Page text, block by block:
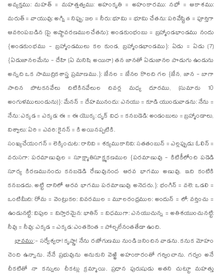
అవ్యక్తము; మహత్ = మహత్తత్వము; అహంకృతి = అహంకారము; నభో = ఆకాశము;
మరుత్ = వాయువు; అగ్ని = నిప్పు; జల = నీరు; భూమి = భూమి చేతను; పరివేష్టిత = పూర్తిగా
ఆవరింపబడిన (పై అష్టావరణములచేతను); అండకుంభంబు = బ్రహ్మాండభాండము నందు
{అండకుంభము - బ్రహ్మాండములు కల కుండ, బ్రహ్మాండభాండము}; ఏడు = ఏడు (7)
{ఏడుజానలమేను - దేహి (ఏ మనిషి అయినా) తన జానతో ఏడుజానల పొడుగు ఉండును
అన్నది ఒక సాముద్రికశాస్త్ర ప్రమాణము.}; జేనల = జేనల కొలది గల {జేన, జాన - బాగా
సాచిన బొటకనవేలు చిటికినవేలుల చివర్ల మధ్య దూరము, (సుమారు 10
అంగుళములుండును)}; మేనన్ = దేహమునందు; ఎనయు = కూడి యుండువాడను; నేను =
నేను; ఎక్కడ = ఎక్కడ; ఈ = ఈ యొక్క; దృక్ విధ = కనబడెడి; అండంబులు = బ్రహ్మాండాలు,
విశ్వాలు; ఏరి = ఎవరి; కైనన్ = కి అయినప్పటికి.
సంఖ్యచేయంగన్ = లెక్కించుట; రానివి = శక్యముకానివి; సతతంబున్ = ఎల్లప్పుడు; ఓలిన్ =
వరుసగా; పరమాణువుల = సూక్ష్మాతిసూక్ష్మకణముల {పరమాణువు - కిటికీలోంచి పడెడి
సూర్య కిరణమునందు కనబడెడి రేణువునంద ఆరవ భాగము అణువు. ఇది కంటికి
కనబడదు. అట్టి దానిలో ఆరవ భాగము పరమాణువు అనెదరు.}; భంగిన్ = వలె; ఒడలి =
ఒంటిమీది; రోమ = వెంట్రుకల; వివరముల = మూలరంధ్రముల; అందున్ = లో; వర్తించు =
ఉండునట్టి; విపుల = విస్తారమైన; భాతిన్ = విధముగా; ఎనయుచున్న = అతిశయుంచునట్టి;
నీవు = నీవు; ఎక్కడ = ఎక్కడ; ఎంతకెంత = పోల్చలేనంతతేడా ఉంది.
భావము:- సర్వేశ్వరా! కృష్ణా! నేను రజోగుణము నుండి జనించిన వాడను. కనుక మోహం
చెంది ఉన్నాను. నేనే ప్రభువును అనుకుని వెఱ్ఱి అహంకారంతో గర్వించాను. గర్వం అనే
చీకటితో నా కన్నులు చీకట్లు క్రమ్మాయి. ప్రధాన పురుషుడు అతని చుట్టూ మహత్తు